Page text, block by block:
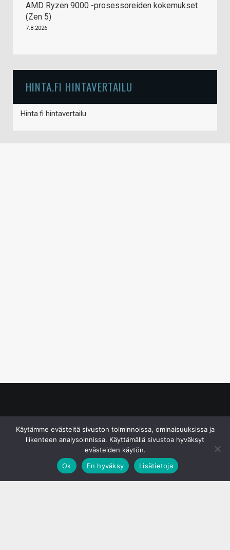
AMD Ryzen 9000 -prosessoreiden kokemukset
(Zen 5)
7.8.2026
HINTA.FI HINTAVERTAILU
Hinta.fi hintavertailu
Käytämme evästeitä sivuston toiminnoissa, ominaisuuksissa ja
liikenteen analysoinnissa. Käyttämällä sivustoa hyväksyt
evästeiden käytön.
Ok
En hyväksy Lisätietoja